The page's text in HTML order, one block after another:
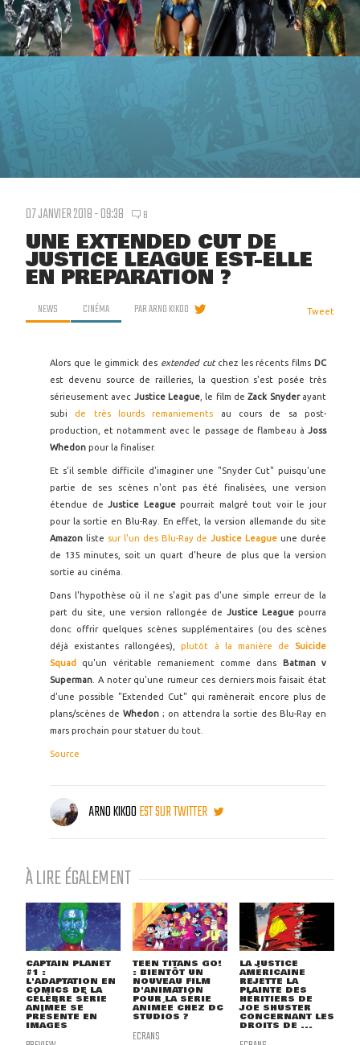
07 JANVIER 2018 - 09:38 8
UNE EXTENDED CUT DE
JUSTICE LEAGUE EST-ELLE
EN PRÉPARATION ?
NEWS CINÉMA PARARNO KIKOO Tweet
Alors que le gimmick des extended cut chez les récents films DC
est devenu source de railleries, la question s'est posée très
sérieusement avec Justice League , le film deZack Snyder ayant
subi de très lourds remaniements au cours de sa post-
production, et notamment avec le passage de flambeau à Joss
Whedon pour la finaliser.
Et s'il semble difficile d'imaginer une "Snyder Cut" puisqu'une
partie de ses scènes n'ont pas été finalisées, une version
étendue deJustice Leaguepourrait malgré tout voir le jour
pour la sortie en Blu-Ray. En effet, la version allemande du site
Amazon liste sur l'un des Blu-Ray deJustice League une durée
de 135 minutes, soit un quart d'heure de plus que la version
sortie au cinéma.
Dans l'hypothèse où il ne s'agit pas d'une simple erreur de la
part du site, une version rallongée de Justice Leaguepourra
donc offrir quelques scènes supplémentaires (ou des scènes
déjà existantes rallongées),plutôt à la manière de Suicide
Squad
qu'un véritable remaniement comme dans
Batman v
Superman . A noter qu'une rumeur ces derniers mois faisait état
d'une possible "Extended Cut" qui ramènerait encore plus de
plans/scènes de Whedon ; on attendra la sortie des Blu-Ray en
mars prochain pour statuer du tout.
Source
ARNO KIKOOEST SUR TWITTER
À LIRE ÉGALEMENT
CAPTAIN PLANET
#1 :
L'ADAPTATION EN
COMICS DE LA
CÉLÈBRE SÉRIE
ANIMÉE SE
PRÉSENTE EN
IMAGES
TEEN TITANS GO!
: BIENTÔT UN
NOUVEAU FILM
D'ANIMATION
POUR LA SÉRIE
ANIMÉE CHEZ DC
STUDIOS ?
ECRANS
LA JUSTICE
AMÉRICAINE
REJETTE LA
PLAINTE DES
HÉRITIERS DE
JOE SHUSTER
CONCERNANT LES
DROITS DE ...